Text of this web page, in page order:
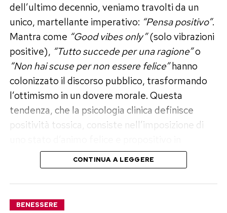
dell’ultimo decennio, veniamo travolti da un
unico, martellante imperativo: “Pensa positivo”.
Mantra come “Good vibes only”(solo vibrazioni
positive), “Tutto succede per una ragione”o
“Non hai scuse per non essere felice”hanno
colonizzato il discorso pubblico, trasformando
l’ottimismo in un dovere morale. Questa
tendenza, che la psicologia clinica definisce
positività tossica, consiste nell’imposizione di
qualsiasi circostanza, ignorando, sminuendo o
invalidando l’intera gamma delle esperienze
emotive umane che riteniamo “scomode” o
negative.
CONTINUA A LEGGERE
BENESSERE